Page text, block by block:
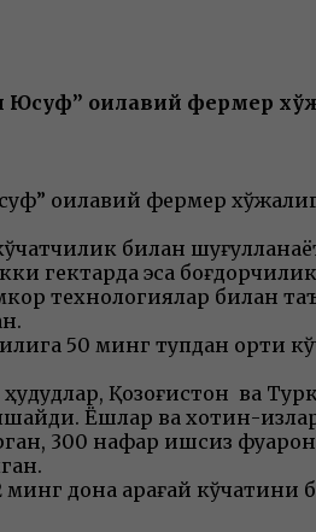
оилавий фермер
оилавий фермер
билан
эса боғдорчилик
технологиялар билан
50 минг тупдан ортиқ
Қозоғистон ва
Ёшлар ва хотин-
300 нафар ишсиз
дона қарағай